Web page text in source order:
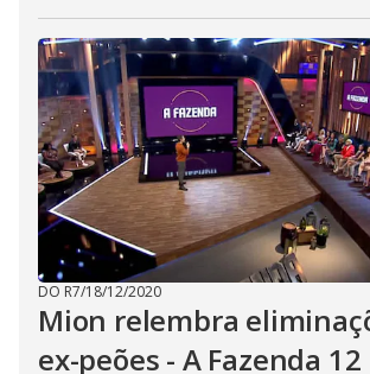
DO R7/18/12/2020
Mion relembra
ex-peões - A Fazenda 12